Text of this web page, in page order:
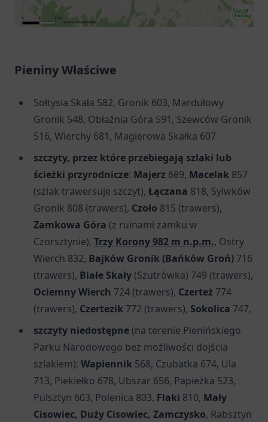
Pieniny Właściwe
Sołtysia Skała 582, Gronik 603, Mardułowy
Gronik 548, Obłaźnia Góra 591, Szewców Gronik
516, Wierchy 681, Magierowa Skałka 607
szczyty, przez które przebiegają szlaki lub
ścieżki przyrodnicze: Majerz 689, Macelak 857
(szlak trawersuje szczyt), Łączana 818, Sylwków
Gronik 808 (trawers), Czoło 815 (trawers),
Zamkowa Góra (z ruinami zamku w
Czorsztynie), Trzy Korony 982 m n.p.m., Ostry
Wierch 832, Bajków Gronik (Bańków Groń) 716
(trawers), Białe Skały (Szutrówka) 749 (trawers),
Ociemny Wierch 724 (trawers), Czerteż 774
(trawers), Czertezik 772 (trawers), Sokolica 747,
szczyty niedostępne (na terenie Pienińskiego
Parku Narodowego bez możliwości dojścia
szlakiem): Wapiennik 568, Czubatka 674, Ula
713, Piekiełko 678, Ubszar 656, Papieżka 523,
Pulsztyn 603, Polenica 803, Flaki 810, Mały
Cisowiec, Duży Cisowiec, Zamczysko, Rabsztyn